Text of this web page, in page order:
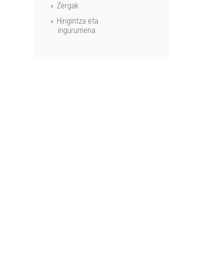
Zergak
Hirigintza eta
ingurumena